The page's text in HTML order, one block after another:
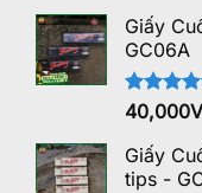
Giấy
GC06A
Được
hạng
5 sao
40,000
Giấy
tips -